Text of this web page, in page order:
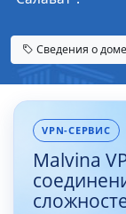
Сведения о доме
VPN-СЕРВИС
Malvina